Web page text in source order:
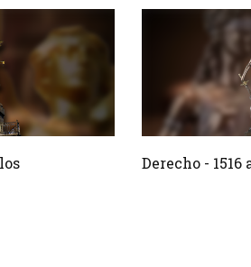
381 Articulos Crear
Derecho -